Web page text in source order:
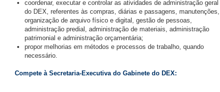
coordenar, executar e controlar as atividades de administração geral
do DEX, referentes às compras, diárias e passagens, manutenções,
organização de arquivo físico e digital, gestão de pessoas,
administração predial, administração de materiais, administração
patrimonial e administração orçamentária;
propor melhorias em métodos e processos de trabalho, quando
necessário.
Compete à Secretaria-Executiva do Gabinete do DEX: